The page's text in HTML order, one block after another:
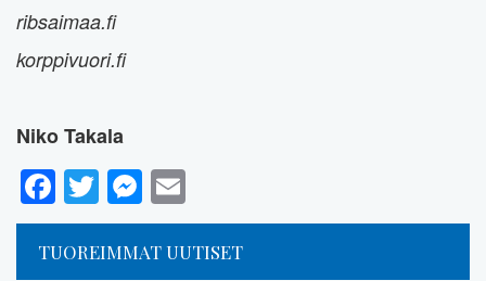
ribsaimaa.fi
korppivuori.fi
Niko Takala
Facebook
TwitterMessenger
TUOREIMMAT UUTISET